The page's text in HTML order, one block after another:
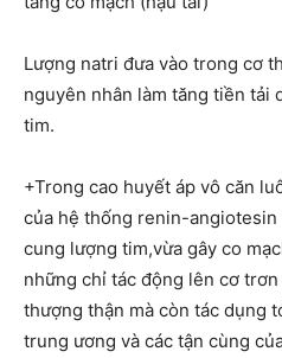
Lượng natri đưa vào trong cơ
nguyên nhân làm tăng tiền tải
tim.
+Trong cao huyết áp vô căn
của hệ thống renin-angiotesin
cung lượng tim,vừa gây co
những chỉ tác động lên cơ
thượng thận mà còn tác dụng
trung ương và các tận cùng